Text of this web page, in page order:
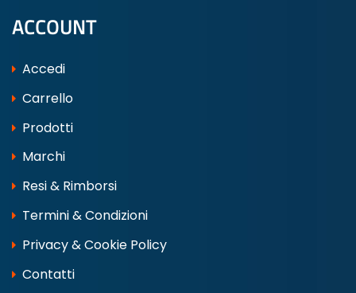
ACCOUNT
Accedi
Carrello
Prodotti
Marchi
Resi & Rimborsi
Termini & Condizioni
Privacy & Cookie Policy
Contatti